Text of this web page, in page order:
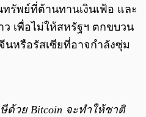
รัพย์ที่ต้านทานเงินเฟ้อ และ
ว เพื่อไม่ให้สหรัฐฯ ตกขบวน
หรือรัสเซียที่อาจกำลังซุ่ม
ด้วย Bitcoin จะทำให้ชาติ